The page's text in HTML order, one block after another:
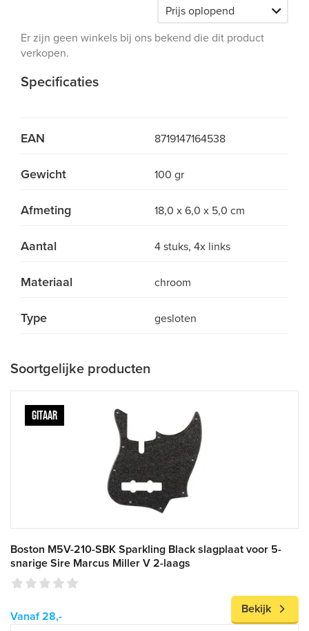
Er zijn geen winkels bij ons bekend die dit product
verkopen.
Specificaties
EAN 8719147164538
Gewicht 100 gr
Afmeting 18,0 x 6,0 x 5,0 cm
Aantal 4 stuks, 4x links
Materiaal chroom
Type gesloten
Soortgelijke producten
GITAAR
Boston M5V-210-SBK Sparkling Black slagplaat voor 5-
snarige Sire Marcus Miller V 2-laags
Vanaf 28,-
Bekijk